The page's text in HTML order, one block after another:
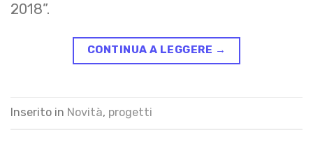
2018”.
CONTINUA A LEGGERE →
Inserito in Novità, progetti